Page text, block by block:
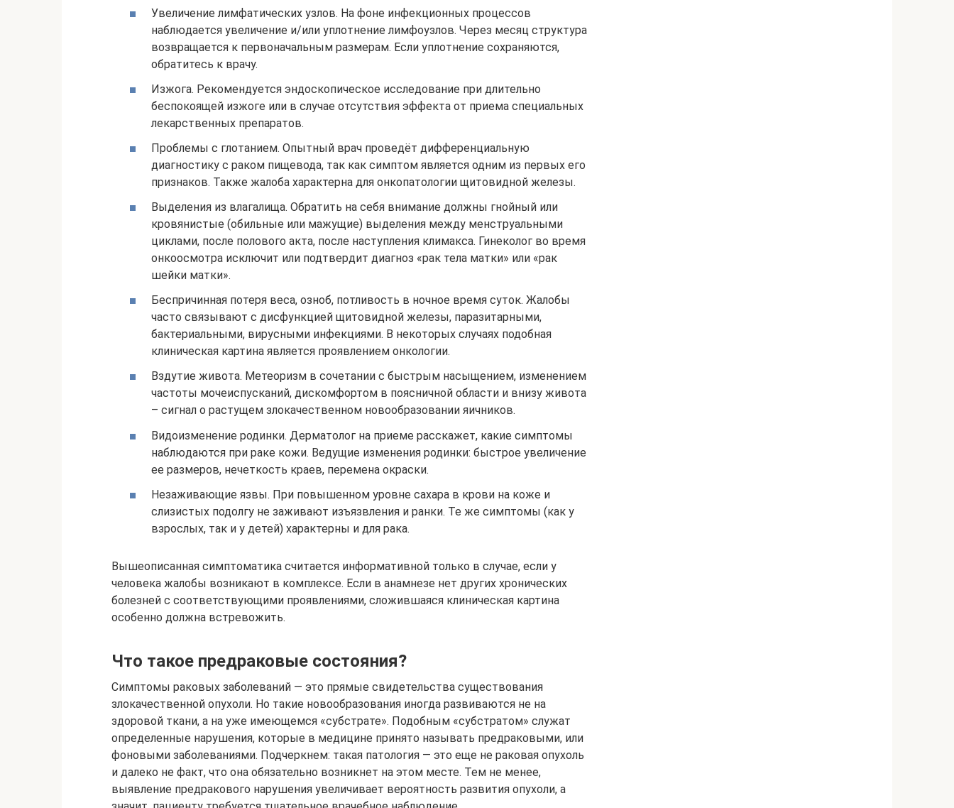
Увеличение лимфатических узлов. На фоне инфекционных процессов
наблюдается увеличение и/или уплотнение лимфоузлов. Через месяц структура
возвращается к первоначальным размерам. Если уплотнение сохраняются,
обратитесь к врачу.
Изжога. Рекомендуется эндоскопическое исследование при длительно
беспокоящей изжоге или в случае отсутствия эффекта от приема специальных
лекарственных препаратов.
Проблемы с глотанием. Опытный врач проведёт дифференциальную
диагностику с раком пищевода, так как симптом является одним из первых его
признаков. Также жалоба характерна для онкопатологии щитовидной железы.
Выделения из влагалища. Обратить на себя внимание должны гнойный или
кровянистые (обильные или мажущие) выделения между менструальными
циклами, после полового акта, после наступления климакса. Гинеколог во время
онкоосмотра исключит или подтвердит диагноз «рак тела матки» или «рак
шейки матки».
Беспричинная потеря веса, озноб, потливость в ночное время суток. Жалобы
часто связывают с дисфункцией щитовидной железы, паразитарными,
бактериальными, вирусными инфекциями. В некоторых случаях подобная
клиническая картина является проявлением онкологии.
Вздутие живота. Метеоризм в сочетании с быстрым насыщением, изменением
частоты мочеиспусканий, дискомфортом в поясничной области и внизу живота
– сигнал о растущем злокачественном новообразовании яичников.
Видоизменение родинки. Дерматолог на приеме расскажет, какие симптомы
наблюдаются при раке кожи. Ведущие изменения родинки: быстрое увеличение
ее размеров, нечеткость краев, перемена окраски.
Незаживающие язвы. При повышенном уровне сахара в крови на коже и
слизистых подолгу не заживают изъязвления и ранки. Те же симптомы (как у
взрослых, так и у детей) характерны и для рака.
Вышеописанная симптоматика считается информативной только в случае, если у
человека жалобы возникают в комплексе. Если в анамнезе нет других хронических
болезней с соответствующими проявлениями, сложившаяся клиническая картина
особенно должна встревожить.
Что такое предраковые состояния?
Симптомы раковых заболеваний — это прямые свидетельства существования
злокачественной опухоли. Но такие новообразования иногда развиваются не на
здоровой ткани, а на уже имеющемся «субстрате». Подобным «субстратом» служат
определенные нарушения, которые в медицине принято называть предраковыми, или
фоновыми заболеваниями. Подчеркнем: такая патология — это еще не раковая опухоль
и далеко не факт, что она обязательно возникнет на этом месте. Тем не менее,
выявление предракового нарушения увеличивает вероятность развития опухоли, а